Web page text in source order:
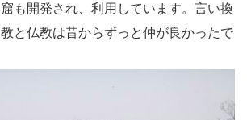
も開発され、利用しています。言い換
と仏教は昔からずっと仲が良かったで